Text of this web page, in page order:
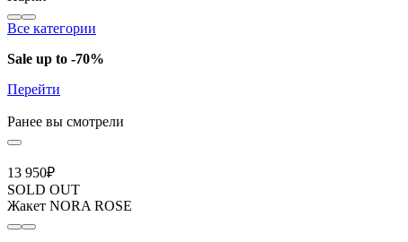
Все категории
Sale up to -70%
Перейти
Ранее вы смотрели
13 950₽
SOLD OUT
Жакет NORA ROSE